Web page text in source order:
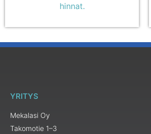
hinnat.
YRITYS
Mekalasi Oy
Takomotie 1–3